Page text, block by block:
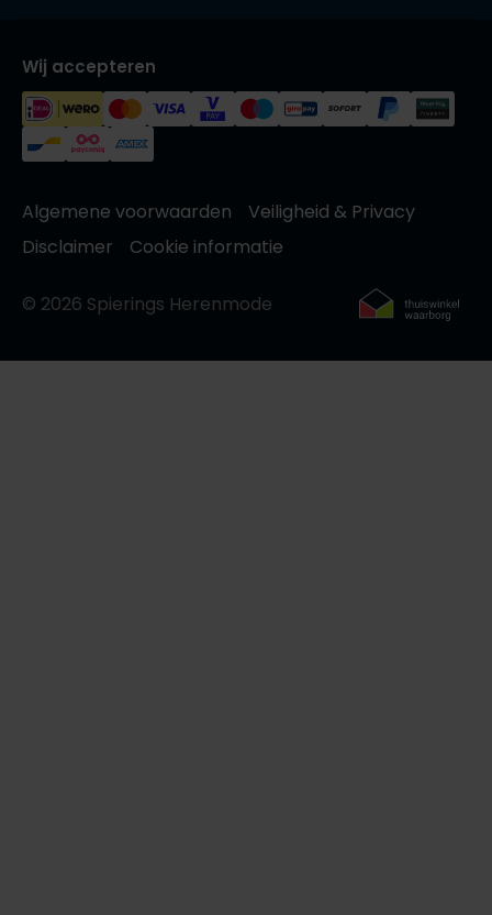
Wij accepteren
Algemene voorwaarden
Veiligheid & Privacy
Disclaimer
Cookie informatie
© 2026 Spierings Herenmode